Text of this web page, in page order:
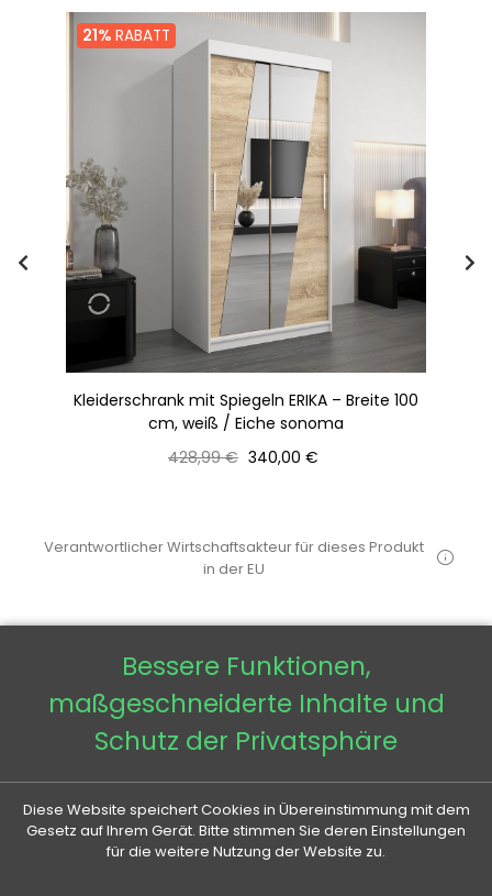
21% RABATT
Kleiderschrank mit Spiegeln ERIKA – Breite 100
cm, weiß / Eiche sonoma
Normaler
428,99 € Preis
340,00 €
Verantwortlicher Wirtschaftsakteur für dieses Produkt
in der EU
ALLES RUND UMS KAUFEN
Bessere Funktionen,
maßgeschneiderte Inhalte und
Schutz der Privatsphäre
Diese Website speichert Cookies in Übereinstimmung mit dem
Gesetz auf Ihrem Gerät. Bitte stimmen Sie deren Einstellungen
für die weitere Nutzung der Website zu.